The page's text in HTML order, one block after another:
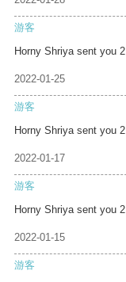
游客
Horny Shriya sent you 2
2022-01-25
游客
Horny Shriya sent you 2
2022-01-17
游客
Horny Shriya sent you 2
2022-01-15
游客